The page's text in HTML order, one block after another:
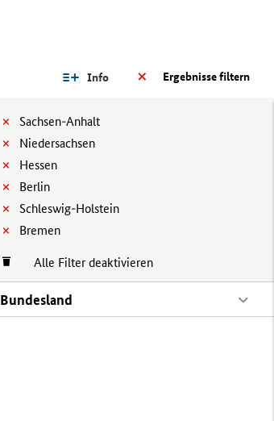
Ergebnisse filtern
Info
Sachsen-Anhalt
Niedersachsen
Hessen
Berlin
Schleswig-Holstein
Bremen
Alle Filter deaktivieren
Bundesland